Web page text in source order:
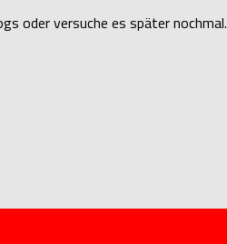
oder versuche es später nochmal.